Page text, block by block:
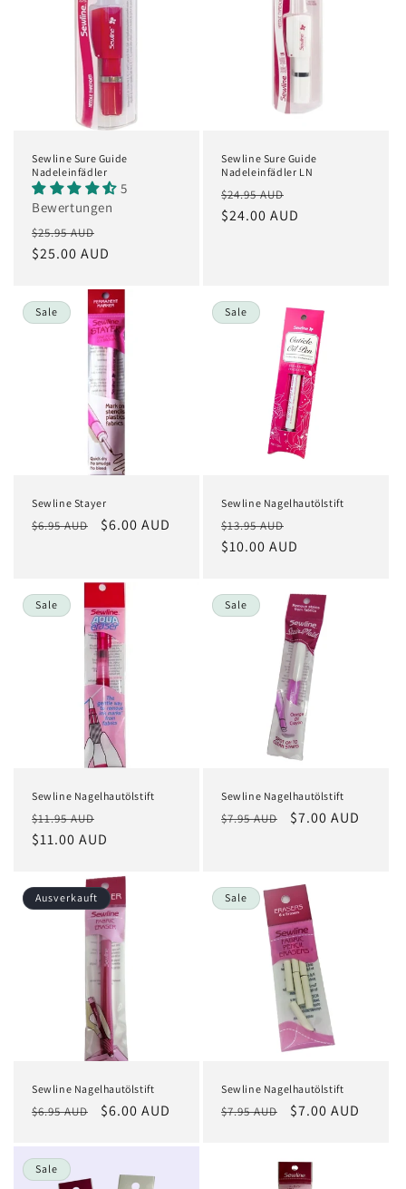
Sewline Sure Guide
Nadeleinfädler
5
Bewertungen
Normaler
Preis
$25.95 AUD
$25.00 AUD
Sewline Sure Guide
Nadeleinfädler LN
Normaler
Preis
$24.95 AUD
$24.00 AUD
Sale
Sewline Stayer
Normaler
$6.95 AUD Verkaufspreis
$6.00 AUD
Sale
Sewline Nagelhautölstift
Normaler
Preis
$13.95 AUD
$10.00 AUD
Sale
Sewline Nagelhautölstift
Normaler
Preis
$11.95 AUD
$11.00 AUD
Sale
Sewline Nagelhautölstift
Normaler
$7.95 AUD Verkaufspreis
$7.00 AUD
Ausverkauft
Sewline Nagelhautölstift
Normaler
$6.95 AUD Verkaufspreis
$6.00 AUD
Sale
Sewline Nagelhautölstift
Normaler
$7.95 AUD Verkaufspreis
$7.00 AUD
Sale